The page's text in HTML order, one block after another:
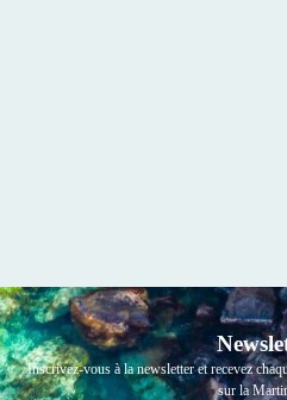
Inscrivez-vous à la newsletter et recevez
sur la